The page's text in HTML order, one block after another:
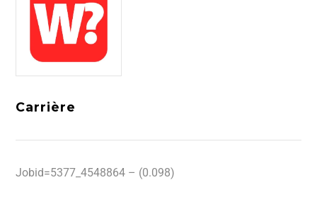
Carrière
Jobid=5377_4548864 – (0.098)